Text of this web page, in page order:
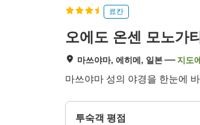
료칸
오에도 온센 모노가
마쓰야마, 에히메, 일본 지도
마쓰야마 성의 야경을 한눈에
투숙객 평점